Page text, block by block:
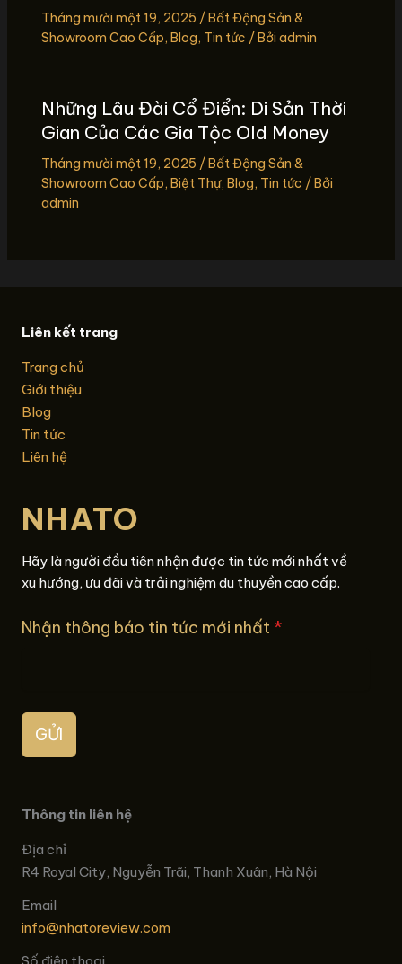
Tháng mười một 19, 2025 / Bất Động Sản &
Showroom Cao Cấp, Blog, Tin tức / Bởi admin
Những Lâu Đài Cổ Điển: Di Sản Thời
Gian Của Các Gia Tộc Old Money
Tháng mười một 19, 2025 / Bất Động Sản &
Showroom Cao Cấp, Biệt Thự, Blog, Tin tức / Bởi
admin
Liên kết trang
Trang chủ
Giới thiệu
Blog
Tin tức
Liên hệ
NHATO
Hãy là người đầu tiên nhận được tin tức mới nhất về
xu hướng, ưu đãi và trải nghiệm du thuyền cao cấp.
Nhận thông báo tin tức mới nhất *
GỬI
Thông tin liên hệ
Địa chỉ
R4 Royal City, Nguyễn Trãi, Thanh Xuân, Hà Nội
Email
info@nhatoreview.com